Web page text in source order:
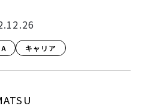
キャリア